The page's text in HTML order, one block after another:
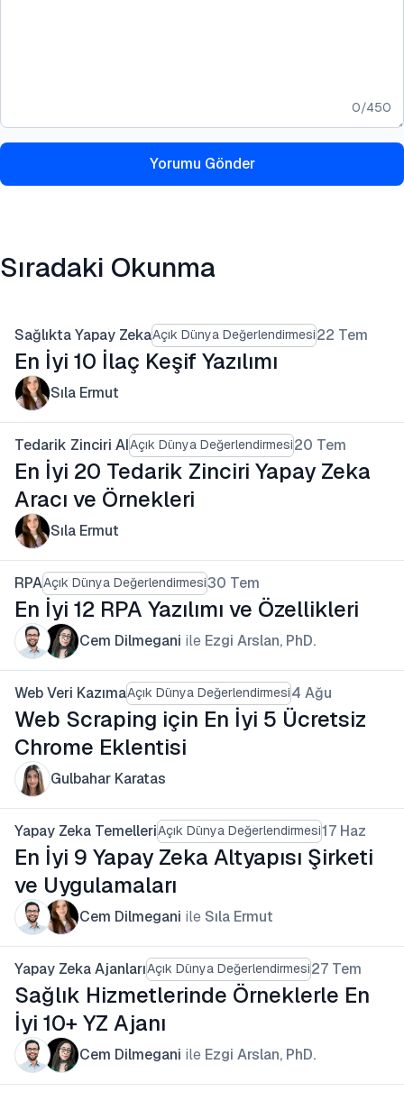
0/450
Yorumu Gönder
Sıradaki Okunma
Sağlıkta Yapay ZekaAçık Dünya Değerlendirmesi22 Tem
En İyi 10 İlaç Keşif Yazılımı
Sıla Ermut
Tedarik Zinciri AIAçık Dünya Değerlendirmesi20 Tem
En İyi 20 Tedarik Zinciri Yapay Zeka
Aracı ve Örnekleri
Sıla Ermut
RPAAçık Dünya Değerlendirmesi30 Tem
En İyi 12 RPA Yazılımı ve Özellikleri
Cem Dilmegani ile Ezgi Arslan, PhD.
Web Veri KazımaAçık Dünya Değerlendirmesi4 Ağu
Web Scraping için En İyi 5 Ücretsiz
Chrome Eklentisi
Gulbahar Karatas
Yapay Zeka TemelleriAçık Dünya Değerlendirmesi17 Haz
En İyi 9 Yapay Zeka Altyapısı Şirketi
ve Uygulamaları
Cem Dilmegani ile Sıla Ermut
Yapay Zeka AjanlarıAçık Dünya Değerlendirmesi27 Tem
Sağlık Hizmetlerinde Örneklerle En
İyi 10+ YZ Ajanı
Cem Dilmegani ile Ezgi Arslan, PhD.